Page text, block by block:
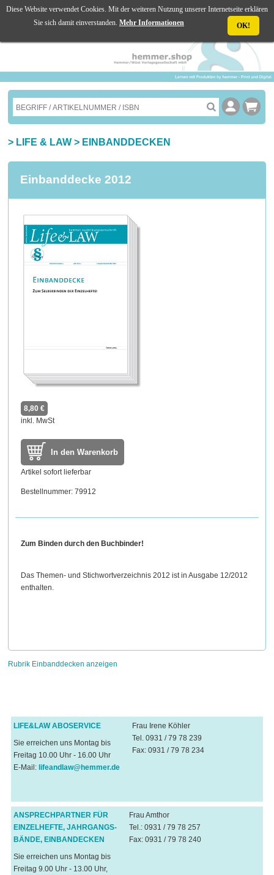
☰ MENU
> LIFE & LAW > EINBANDDECKEN
Einbanddecke 2012
8,80 €
inkl. MwSt
In den Warenkorb
Artikel sofort lieferbar
Bestellnummer: 79912
Zum Binden durch den Buchbinder!
Das Themen- und Stichwortverzeichnis 2012 ist in Ausgabe 12/2012
enthalten.
Rubrik Einbanddecken anzeigen
LIFE&LAW ABOSERVICE
Sie erreichen uns Montag bis
Freitag 10.00 Uhr - 16.00 Uhr
E-Mail: lifeandlaw@hemmer.de
Frau Irene Köhler
Tel. 0931 / 79 78 239
Fax: 0931 / 79 78 234
ANSPRECHPARTNER FÜR
EINZELHEFTE, JAHRGANGS-
BÄNDE, EINBANDECKEN
Sie erreichen uns Montag bis
Freitag 9.00 Uhr - 13.00 Uhr,
Frau Amthor
Tel.: 0931 / 79 78 257
Fax: 0931 / 79 78 240
Diese Website verwendet Cookies. Mit der weiteren Nutzung unserer Internetseite erklären
Sie sich damit einverstanden. Mehr Informationen OK!